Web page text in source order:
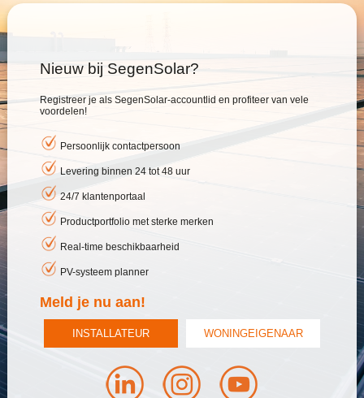
Nieuw bij SegenSolar?
Registreer je als SegenSolar-accountlid en profiteer van vele
voordelen!
Persoonlijk contactpersoon
Levering binnen 24 tot 48 uur
24/7 klantenportaal
Productportfolio met sterke merken
Real-time beschikbaarheid
PV-systeem planner
Meld je nu aan!
INSTALLATEUR WONINGEIGENAAR